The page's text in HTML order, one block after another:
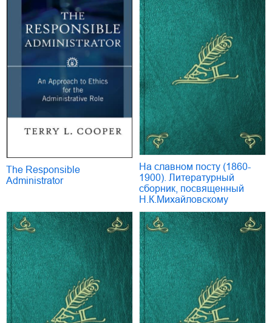
The Responsible
Administrator
На славном посту (1860-
1900). Литературный
сборник, посвященный
Н.К.Михайловскому